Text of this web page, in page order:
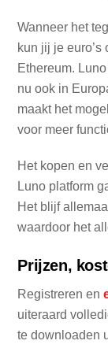
Wanneer het
kun jij je
Ethereum.
nu ook in
maakt het
voor meer
Het kopen en
Luno platform
Het blijf
waardoor het
Prijzen,
Registreren en
uiteraard
te downloaden